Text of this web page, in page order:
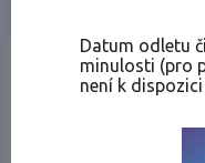
Místo odletu
Datum odletu
minulosti (pro
není k